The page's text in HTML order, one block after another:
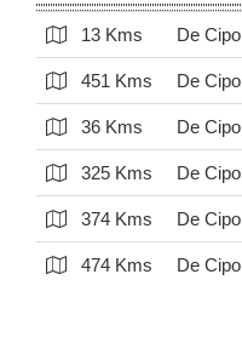
13 Kms De
451 Kms De
36 Kms De
325 Kms De
374 Kms De
474 Kms De